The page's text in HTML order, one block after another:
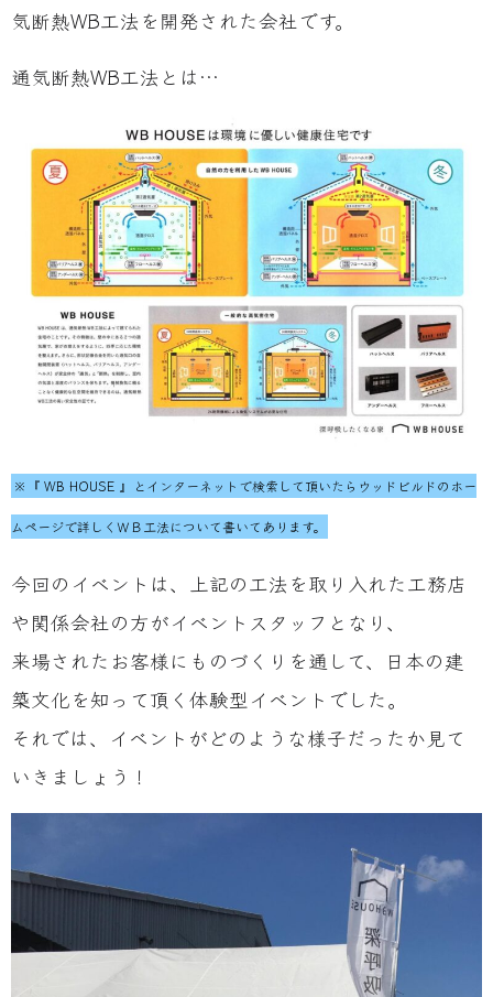
気断熱WB工法を開発された会社です。
通気断熱WB工法とは…
※『 WB HOUSE 』とインターネットで検索して頂いたらウッドビルドのホー
ムページで詳しくＷＢ工法について書いてあります。
今回のイベントは、上記の工法を取り入れた工務店
や関係会社の方がイベントスタッフとなり、
来場されたお客様にものづくりを通して、日本の建
築文化を知って頂く体験型イベントでした。
それでは、イベントがどのような様子だったか見て
いきましょう！